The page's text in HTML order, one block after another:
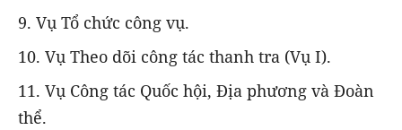
9. Vụ Tổ chức công vụ.
10. Vụ Theo dõi công tác thanh tra (Vụ I).
11. Vụ Công tác Quốc hội, Địa phương và Đoàn
thể.